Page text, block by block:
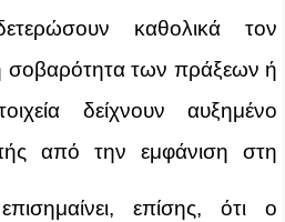
καθολικά τον
σοβαρότητα των πράξεων ή
δείχνουν αυξημένο
από την εμφάνιση στη
επίσης, ότι ο